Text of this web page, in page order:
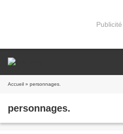
Publicité
Accueil » personnages.
personnages.